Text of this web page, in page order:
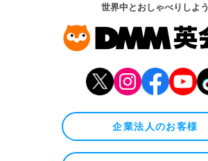
世界中とおしゃべりしよう
企業法人のお客様